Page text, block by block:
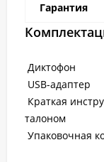
Гарантия
Диктофон
USB-адаптер
Краткая
талоном
Упаковочная